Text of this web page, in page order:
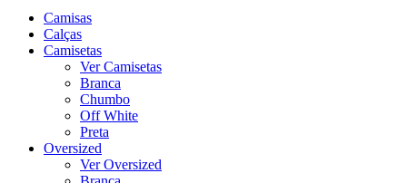
Camisas
Calças
Camisetas
Ver Camisetas
Branca
Chumbo
Off White
Preta
Oversized
Ver Oversized